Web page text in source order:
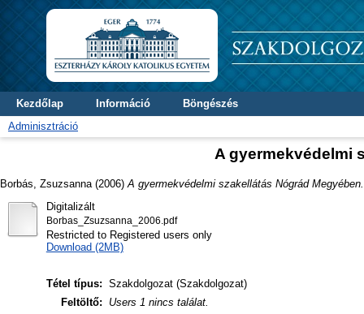
Kezdőlap Információ
Böngészés
Adminisztráció
A gyermekvédelmi
Borbás, Zsuzsanna (2006) A gyermekvédelmi szakellátás Nógrád Megyében.
Digitalizált
Borbas_Zsuzsanna_2006.pdf
Restricted to Registered users only
Download (2MB)
Tétel típus: Szakdolgozat (Szakdolgozat)
Feltöltő:
Users 1 nincs találat.